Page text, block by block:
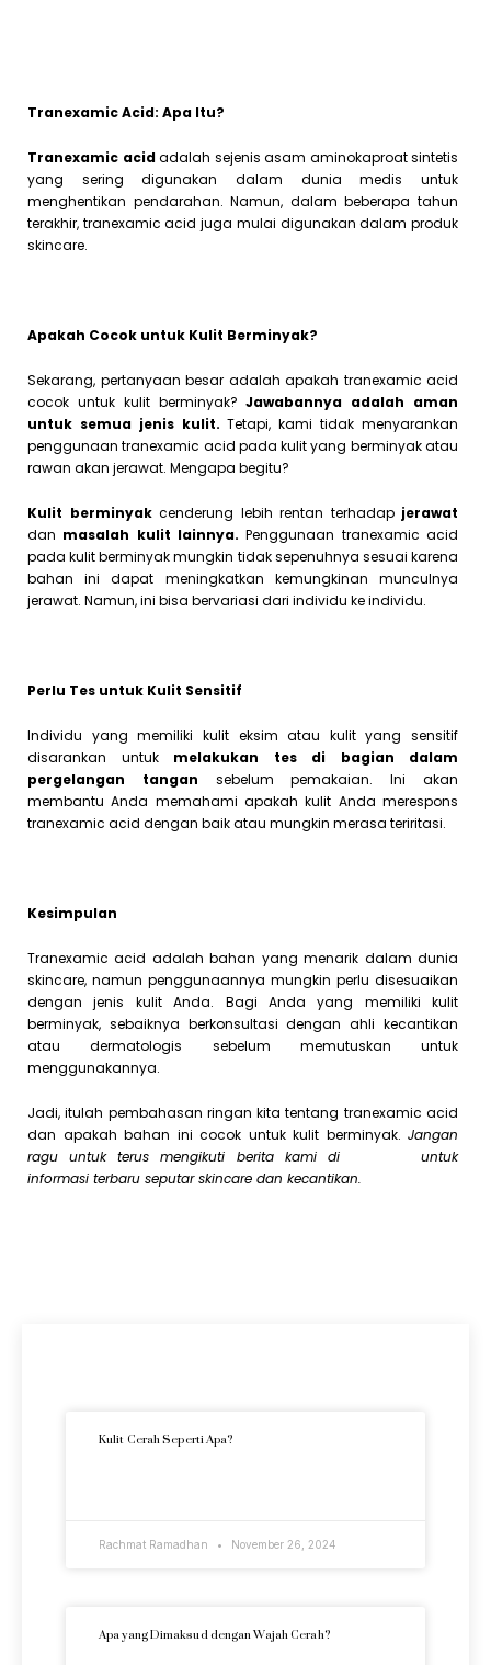
Tranexamic Acid: Apa Itu?
Tranexamic acidadalah sejenis asam aminokaproat sintetis
yang sering digunakan dalam dunia medis untuk
menghentikan pendarahan. Namun, dalam beberapa tahun
terakhir, tranexamic acid juga mulai digunakan dalam produk
skincare.
Apakah Cocok untuk Kulit Berminyak?
Sekarang, pertanyaan besar adalah apakah tranexamic acid
cocok untuk kulit berminyak?Jawabannya adalah aman
untuk semua jenis kulit. Tetapi, kami tidak menyarankan
penggunaan tranexamic acid pada kulit yang berminyak atau
rawan akan jerawat. Mengapa begitu?
Kulit berminyakcenderung lebih rentan terhadap jerawat
dan masalah kulit lainnya. Penggunaan tranexamic acid
pada kulit berminyak mungkin tidak sepenuhnya sesuai karena
bahan ini dapat meningkatkan kemungkinan munculnya
jerawat. Namun, ini bisa bervariasi dari individu ke individu.
Perlu Tes untuk Kulit Sensitif
Individu yang memiliki kulit eksim atau kulit yang sensitif
disarankan untuk melakukan tes di bagian dalam
pergelangan tangan sebelum pemakaian. Ini akan
membantu Anda memahami apakah kulit Anda merespons
tranexamic acid dengan baik atau mungkin merasa teriritasi.
Kesimpulan
Tranexamic acid adalah bahan yang menarik dalam dunia
skincare, namun penggunaannya mungkin perlu disesuaikan
dengan jenis kulit Anda. Bagi Anda yang memiliki kulit
berminyak, sebaiknya berkonsultasi dengan ahli kecantikan
atau dermatologis sebelum memutuskan untuk
menggunakannya.
Jadi, itulah pembahasan ringan kita tentang tranexamic acid
dan apakah bahan ini cocok untuk kulit berminyak. Jangan
ragu untuk terus mengikuti berita kami di
untuk
informasi terbaru seputar skincare dan kecantikan.
Kulit Cerah Seperti Apa?
Rachmat Ramadhan November 26, 2024
Apa yang Dimaksud dengan Wajah Cerah?